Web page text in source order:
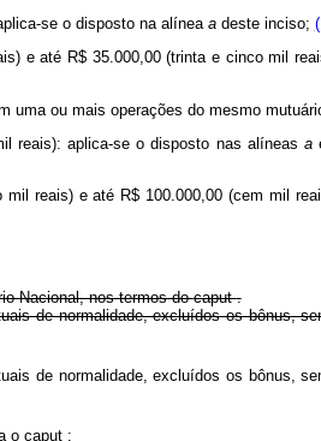
se o disposto na alínea a deste inciso;
e até R$ 35.000,00 (trinta e cinco mil
uma ou mais operações do mesmo
reais): aplica-se o disposto nas alíneas a
reais) e até R$ 100.000,00 (cem mil
Nacional, nos termos docaput.
de normalidade, excluídos os bônus,
de normalidade, excluídos os bônus,
o caput :